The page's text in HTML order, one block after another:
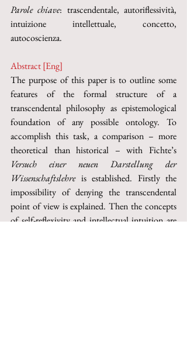
Parole chiave: trascendentale, autoriflessività,
intuizione intellettuale, concetto,
autocoscienza.
Abstract [Eng]
The purpose of this paper is to outline some
features of the formal structure of a
transcendental philosophy as epistemological
foundation of any possible ontology. To
accomplish this task, a comparison – more
Versuch einer neuen Darstellung der
Wissenschaftslehre is established. Firstly the
impossibility of denying the transcendental
point of view is explained. Then the concepts
of self-reflexivity and intellectual intuition are